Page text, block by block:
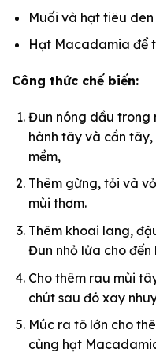
Muối và hạt tiêu
Hạt Macadamia để
Công thức chế biến:
Đun nóng dầu trong
hành tây và cần
mềm,
Thêm gừng, tỏi và
mùi thơm.
Thêm khoai lang,
Đun nhỏ lửa cho đến
Cho thêm rau mùi
chút sau đó xay
Múc ra tô lớn cho
cùng hạt